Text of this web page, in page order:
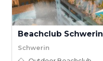
Beachclub Schwerin
Schwerin